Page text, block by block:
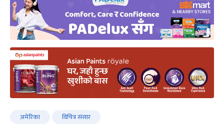
अमेरिका विचित्र संसार